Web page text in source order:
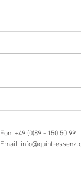
Fon: +49 (0)89 - 150 50 99
Email: info@quint-